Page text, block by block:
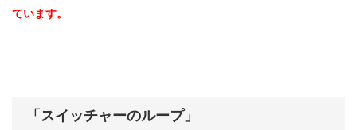
ています。
「スイッチャーのループ」